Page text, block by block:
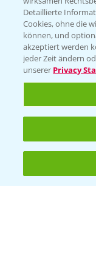
T.+49
KONTAKT
Hilfe in
+49
Detaillierte
Cookies, ohne die
können, und
akzeptiert werden
jeder Zeit ändern
unserer Privacy